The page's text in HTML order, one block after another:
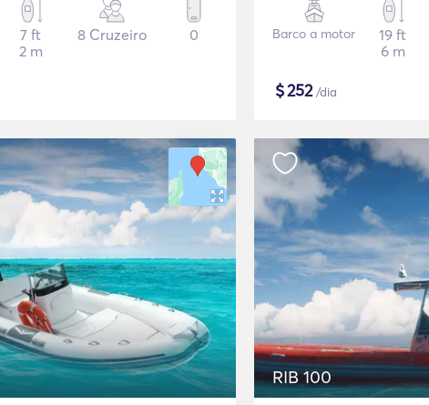
7 ft
2 m
8 Cruzeiro 0 Barco a motor
19 ft
6 m
$252/dia
RIB 100